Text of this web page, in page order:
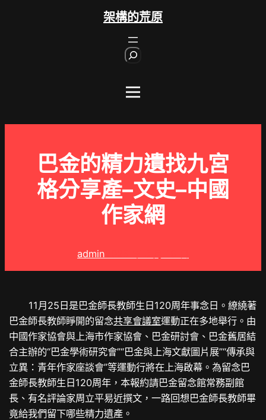
架構的荒原
巴金的精力遺找九宮
格分享產–文史–中國
作家網
admin
11月25日是巴金師長教師生日120周年事念日。繚繞著
巴金師長教師睜開的留念共享會議室運動正在多地舉行。由
中國作家協會與上海市作家協會、巴金研討會、巴金舊居結
合主辦的“巴金學術研究會”“巴金與上海文獻圖片展”“傳承與
立異：青年作家座談會”等運動行將在上海啟幕。為留念巴
金師長教師生日120周年，本報約請巴金留念館常務副館
長、有名評論家周立平易近撰文，一路回想巴金師長教師畢
竟給我們留下哪些精力遺產。